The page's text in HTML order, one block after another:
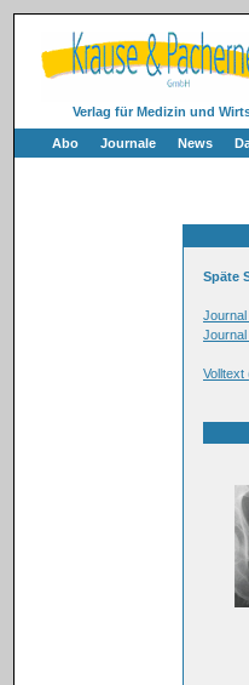
Verlag für Medizin und
Abo Journale News
Späte
Volltext